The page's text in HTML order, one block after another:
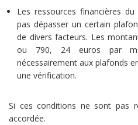
Les ressources financières
pas dépasser un certain
de divers facteurs. Les
ou 790, 24 euros par
nécessairement aux plafonds
une vérification.
Si ces conditions ne sont pas
accordée.